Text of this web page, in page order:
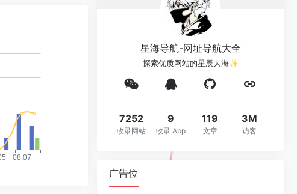
星海导航-网址导航大全
探索优质网站的星辰大海✨
7252
收录网站
9
收录 App
119
文章
3M
访客
广告位